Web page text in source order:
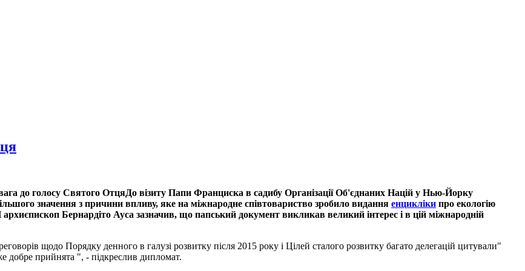
До візиту Папи Франциска в садибу Організації Об'єднаних Націй у Нью-Йорку
значення з причини впливу, яке на міжнародне співтовариство зробило видання енцикліки про екологію
Бернардіто Ауса зазначив, що папський документ викликав великий інтерес і в цій міжнародній
щодо Порядку денного в галузі розвитку після 2015 року і Цілей сталого розвитку багато делегацій цитували"
добре прийнята ", - підкреслив дипломат.